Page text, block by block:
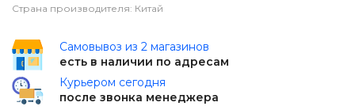
Страна производителя: Китай
Самовывоз из 2 магазинов
есть в наличии по адресам
Курьером сегодня
после звонка менеджера